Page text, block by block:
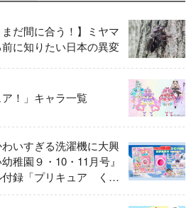
まだ間に合う！】ミヤマ
に知りたい日本の異変
ア！」キャラ一覧
いすぎる洗濯機に大興
稚園９・10・11月号』
付録「プリキュア くる